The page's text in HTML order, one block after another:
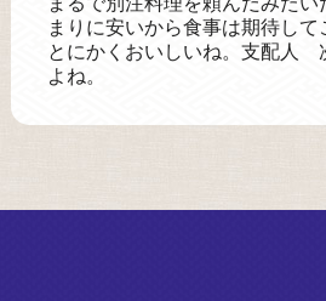
まりに安いから食事は期待して
とにかくおいしいね。支配人
よね。